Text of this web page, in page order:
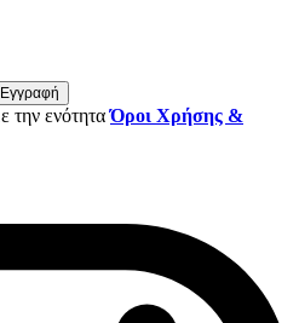
Εγγραφή
την ενότηταΌροι Χρήσης &